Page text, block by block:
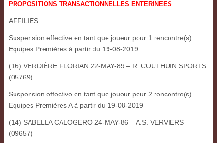
PROPOSITIONS TRANSACTIONNELLES ENTERINEES
AFFILIES
Suspension effective en tant que joueur pour 1 rencontre(s)
Equipes Premières à partir du 19-08-2019
(16) VERDIÈRE FLORIAN 22-MAY-89 – R. COUTHUIN SPORTS
(05769)
Suspension effective en tant que joueur pour 2 rencontre(s)
Equipes Premières A à partir du 19-08-2019
(14) SABELLA CALOGERO 24-MAY-86 – A.S. VERVIERS
(09657)